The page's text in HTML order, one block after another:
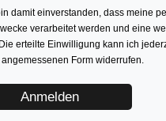
damit einverstanden, dass meine
verarbeitet werden und eine
erteilte Einwilligung kann ich
Form widerrufen.
Anmelden